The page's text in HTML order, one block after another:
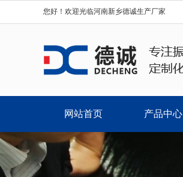
您好！欢迎光临河南新乡德诚生产厂家
网站首页 产品中心